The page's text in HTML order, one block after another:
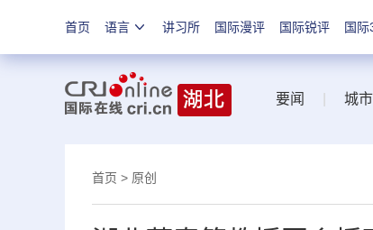
首页 语言 讲习所 国际漫评 国际锐评 国
要闻 城
首页 > 原创